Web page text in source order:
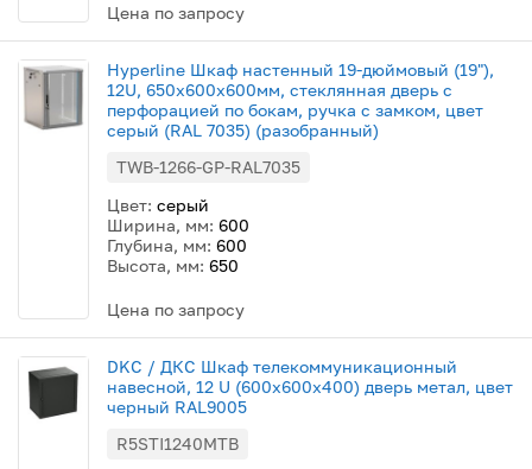
Цена по запросу
Hyperline Шкаф настенный 19-дюймовый (19"),
12U, 650x600х600мм, стеклянная дверь с
перфорацией по бокам, ручка с замком, цвет
серый (RAL 7035) (разобранный)
TWB-1266-GP-RAL7035
Цвет: серый
Ширина, мм: 600
Глубина, мм: 600
Высота, мм: 650
Цена по запросу
DKC / ДКС Шкаф телекоммуникационный
навесной, 12 U (600х600х400) дверь метал, цвет
черный RAL9005
R5STI1240MTB